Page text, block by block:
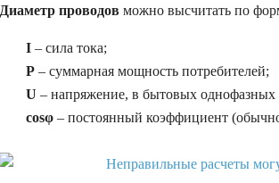
Диаметр проводов можно высчитать по
I – сила тока;
P – суммарная мощность потребителей;
U – напряжение, в бытовых однофазных
cosφ – постоянный коэффициент